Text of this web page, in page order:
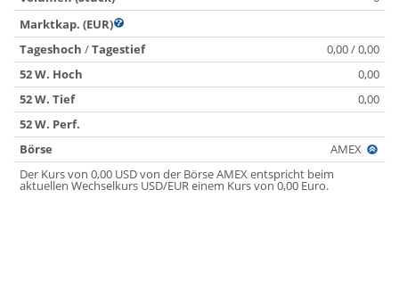
Marktkap. (EUR)
Tageshoch /Tagestief
0,00 / 0,00
52 W. Hoch
0,00
52 W. Tief
0,00
52 W. Perf.
Börse
AMEX
Der Kurs von 0,00 USD von der Börse AMEX entspricht beim
aktuellen Wechselkurs USD/EUR einem Kurs von 0,00 Euro.